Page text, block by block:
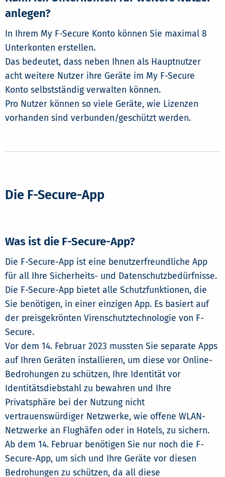
anlegen?
In Ihrem My F-Secure Konto können Sie maximal 8
Unterkonten erstellen.
Das bedeutet, dass neben Ihnen als Hauptnutzer
acht weitere Nutzer ihre Geräte im My F-Secure
Konto selbstständig verwalten können.
Pro Nutzer können so viele Geräte, wie Lizenzen
vorhanden sind verbunden/geschützt werden.
Die F-Secure-App
Was ist die F-Secure-App?
Die F-Secure-App ist eine benutzerfreundliche App
für all Ihre Sicherheits- und Datenschutzbedürfnisse.
Die F-Secure-App bietet alle Schutzfunktionen, die
Sie benötigen, in einer einzigen App. Es basiert auf
der preisgekrönten Virenschutztechnologie von F-
Secure.
Vor dem 14. Februar 2023 mussten Sie separate Apps
auf Ihren Geräten installieren, um diese vor Online-
Bedrohungen zu schützen, Ihre Identität vor
Identitätsdiebstahl zu bewahren und Ihre
Privatsphäre bei der Nutzung nicht
vertrauenswürdiger Netzwerke, wie offene WLAN-
Netzwerke an Flughäfen oder in Hotels, zu sichern.
Ab dem 14. Februar benötigen Sie nur noch die F-
Secure-App, um sich und Ihre Geräte vor diesen
Bedrohungen zu schützen, da all diese